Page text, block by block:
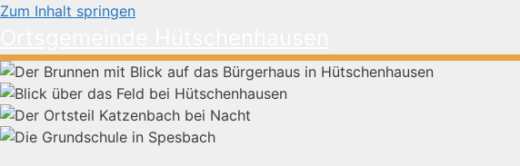
Zum Inhalt springen